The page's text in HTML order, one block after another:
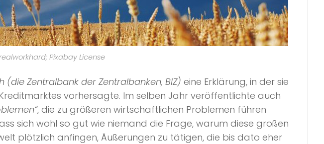
Pixabay License
Zentralbank der Zentralbanken, BIZ) eine Erklärung, in der sie
vorhersagte. Im selben Jahr veröffentlichte auch
, die zu größeren wirtschaftlichen Problemen führen
sich wohl so gut wie niemand die Frage, warum diese großen
plötzlich anfingen, Äußerungen zu tätigen, die bis dato eher